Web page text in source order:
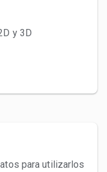
y 3D
para utilizarlos